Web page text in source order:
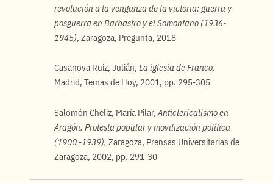
revolución a la venganza de la victoria: guerra y
posguerra en Barbastro y el Somontano (1936-
1945), Zaragoza, Pregunta, 2018
Casanova Ruiz, Julián, La iglesia de Franco,
Madrid, Temas de Hoy, 2001, pp. 295-305
Salomón Chéliz, María Pilar, Anticlericalismo en
Aragón. Protesta popular y movilización política
(1900 -1939), Zaragoza, Prensas Universitarias de
Zaragoza, 2002, pp. 291-30